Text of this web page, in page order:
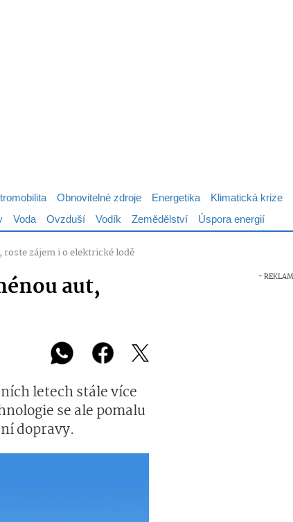
Obnovitelné zdroje Energetika Klimatická krize
Voda Ovzduší Vodík Zemědělství Úspora energií
zájem i o elektrické lodě
aut,
letech stále více
se ale pomalu
dopravy.